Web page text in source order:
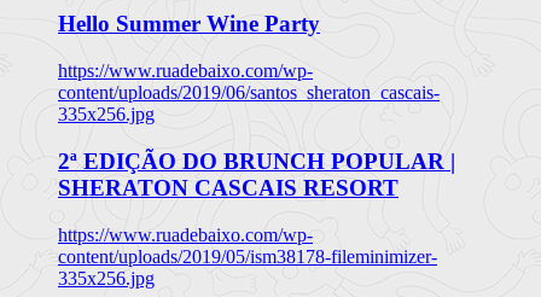
Hello Summer Wine Party
https://www.ruadebaixo.com/wp-
content/uploads/2019/06/santos_sheraton_cascais-
335x256.jpg
2ª EDIÇÃO DO BRUNCH POPULAR |
SHERATON CASCAIS RESORT
https://www.ruadebaixo.com/wp-
content/uploads/2019/05/ism38178-fileminimizer-
335x256.jpg